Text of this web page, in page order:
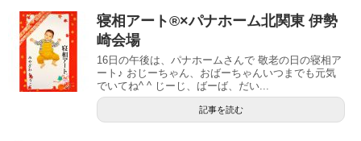
寝相アート®︎×パナホーム北関東 伊勢
崎会場
16日の午後は、パナホームさんで 敬老の日の寝相ア
ート♪ おじーちゃん、おばーちゃんいつまでも元気
でいてね^ ^ じーじ、ばーば、だい...
記事を読む